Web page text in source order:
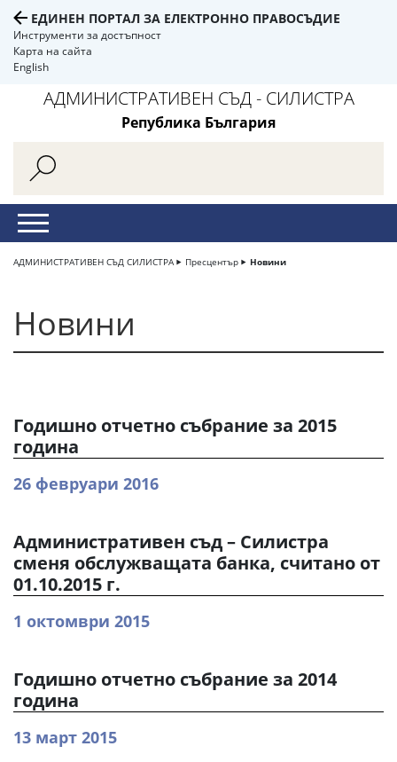
ЕДИНЕН ПОРТАЛ ЗА ЕЛЕКТРОННО ПРАВОСЪДИЕ
Инструменти за достъпност
Карта на сайта
English
АДМИНИСТРАТИВЕН СЪД - СИЛИСТРА
Република България
АДМИНИСТРАТИВЕН СЪД СИЛИСТРА Пресцентър Новини
Новини
Годишно отчетно събрание за 2015
година
26 февруари 2016
Административен съд – Силистра
сменя обслужващата банка, считано от
01.10.2015 г.
1 октомври 2015
Годишно отчетно събрание за 2014
година
13 март 2015